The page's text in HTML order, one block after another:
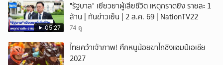
05:27
"รัฐบาล" เยียวยาผู้เสียชีวิต เหตุกราดยิง รายละ 1
ล้าน | ทันข่าวเย็น | 2 ส.ค. 69 | NationTV22
74 ดู
ไทยคว้าเจ้าภาพ! ศึกหนูน้อยขาไถชิงแชมป์เอเชีย
2027